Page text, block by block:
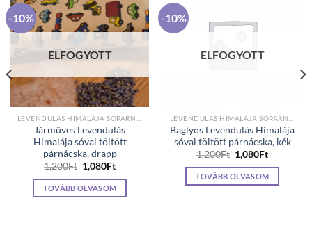
-10%
ELFOGYOTT
Járműves Levendulás
Himalája sóval töltött
párnácska, drapp
1,200Ft Original
price
was:
1,200Ft.
1,080FtCurrent
is:
1,080Ft.
TOVÁBB OLVASOM
-10%
ELFOGYOTT
Baglyos Levendulás Himalája
sóval töltött párnácska, kék
1,200Ft Original
price
was:
1,200Ft.
1,080FtCurrent
is:
1,080Ft.
TOVÁBB OLVASOM